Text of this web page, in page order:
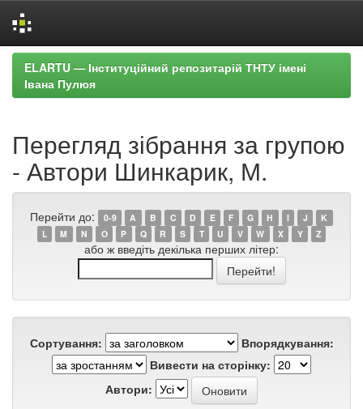
Skip
navigation
ELARTU — Інституційний репозитарій ТНТУ імені
Івана Пулюя
Перегляд зібрання за групою
- Автори Шинкарик, М.
Перейти до: 0-9 A B C D E F G H I J
K
L
M N O P Q R S T U V W X Y Z
або ж введіть декілька перших літер:
Сортування:
Впорядкування:
Вивести на сторінку:
Автори: